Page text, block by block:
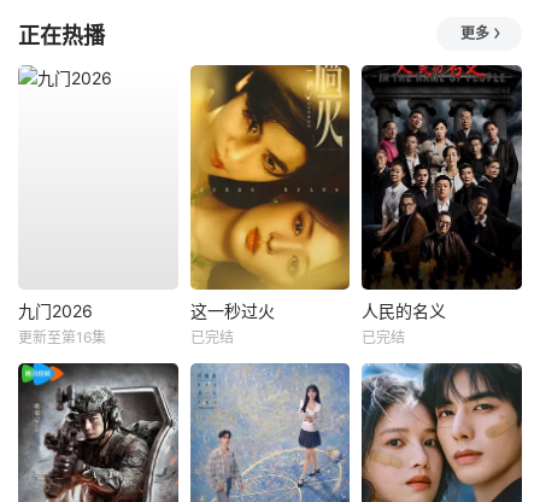
正在热播 更多
九门2026
更新至第16集
这一秒过火
已完结
人民的名义
已完结